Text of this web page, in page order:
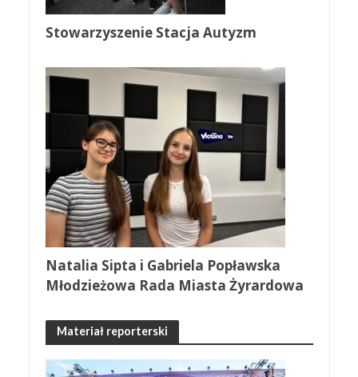
Stowarzyszenie Stacja Autyzm
Natalia Sipta i Gabriela Popławska
Młodzieżowa Rada Miasta Żyrardowa
Materiał reporterski